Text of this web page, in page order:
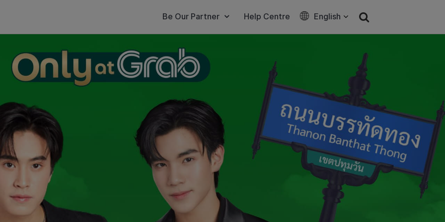
Be Our Partner Help Centre English